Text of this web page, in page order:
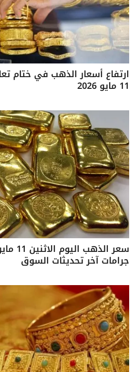
ارتفاع أسعار الذهب في ختام
11 مايو 2026
جرامات آخر تحديثات السوق